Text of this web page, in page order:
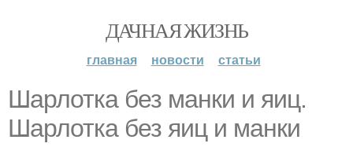
ДАЧНАЯ ЖИЗНЬ
главная новости статьи
Шарлотка без манки и яиц.
Шарлотка без яиц и манки